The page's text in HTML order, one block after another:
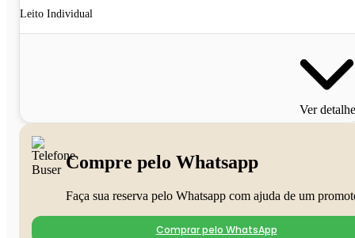
Leito Individual
Ver
Compre pelo Whatsapp
Faça sua reserva pelo Whatsapp com ajuda de um
Comprar pelo WhatsApp